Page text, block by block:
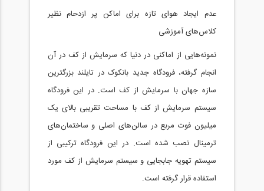
عدم ایجاد هوای تازه برای اماکن پر ازدحام نظیر
کلاس‌های آموزشی
نمونه‌هایی از اماکنی در دنیا که سرمایش از کف در آن
انجام گرفته، فرودگاه جدید بانکوک در تایلند بزرگترین
سازه جهان با سرمایش از کف است. در این فرودگاه
سیستم سرمایش از کف با مساحت تقریبی بالای یک
میلیون فوت مربع در سالن‌های اصلی و ساختمان‌های
ترمینال نصب شده است. در این فرودگاه ترکیبی از
سیستم تهویه جابجایی و سیستم سرمایش از کف مورد
استفاده قرار گرفته است.